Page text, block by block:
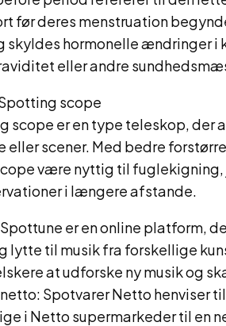
før deres menstruation
skyldes hormonelle ændringer i
eller andre
scope
scope er en type teleskop, der
eller scener. Med bedre
være nyttig til
i længere afstande.
er en online platform,
lytte til musik fra forskellige
at udforske ny musik og
Spotvarer Netto henviser
i Netto supermarkeder til en